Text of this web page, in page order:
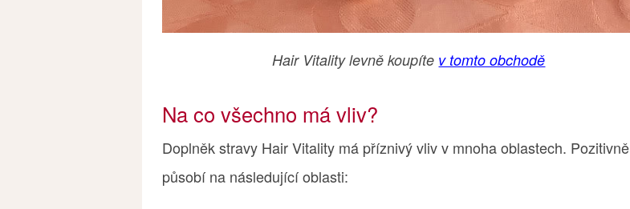
Hair Vitality levně koupíte v tomto obchodě
Na co všechno má vliv?
Doplněk stravy Hair Vitality má příznivý vliv v mnoha oblastech. Pozitivně
působí na následující oblasti: